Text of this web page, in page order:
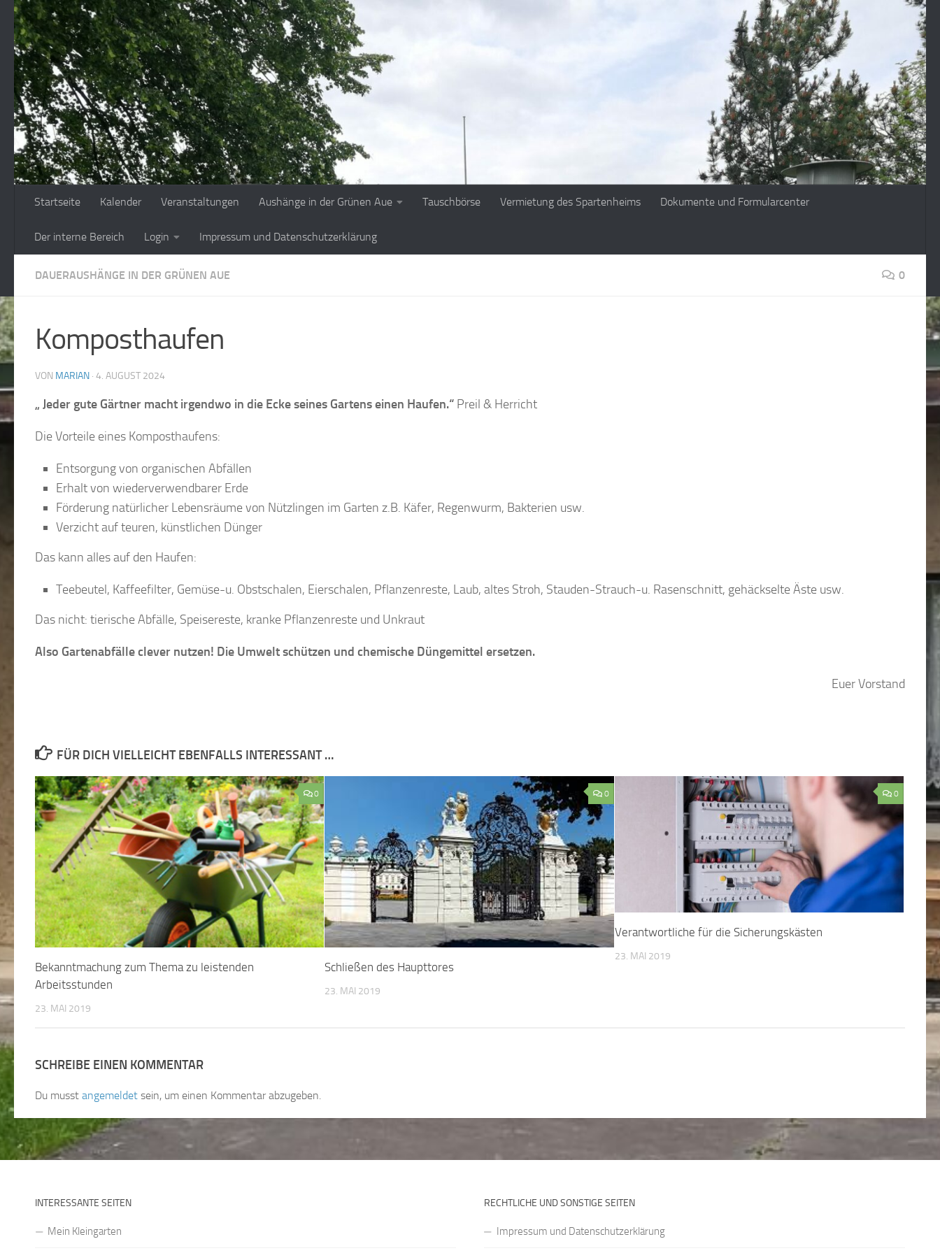
Zum Inhalt springen
Startseite Kalender Veranstaltungen Aushänge in der Grünen Aue Tauschbörse Vermietung des Spartenheims Dokumente und Formularcenter
Der interne Bereich Login Impressum und Datenschutzerklärung
DAUERAUSHÄNGE IN DER GRÜNEN AUE 0
Komposthaufen
VON MARIAN · 4. AUGUST 2024
„ Jeder gute Gärtner macht irgendwo in die Eckeseines Gartens einen Haufen.“ Preil & Herricht
Die Vorteile eines Komposthaufens:
Entsorgung von organischen Abfällen
Erhalt von wiederverwendbarer Erde
Förderung natürlicher Lebensräume von Nützlingen im Garten z.B. Käfer, Regenwurm, Bakterien usw.
Verzicht auf teuren, künstlichen Dünger
Das kann alles auf den Haufen:
Teebeutel, Kaffeefilter, Gemüse-u. Obstschalen, Eierschalen, Pflanzenreste, Laub, altes Stroh, Stauden-Strauch-u. Rasenschnitt, gehäckselte Äste usw.
Das nicht: tierische Abfälle, Speisereste, kranke Pflanzenreste und Unkraut
Also Gartenabfälle clever nutzen! Die Umwelt schützen und chemische Düngemittel ersetzen.
Euer Vorstand
FÜR DICH VIELLEICHT EBENFALLS INTERESSANT …
0
Bekanntmachung zum Thema zu leistenden
Arbeitsstunden
23. MAI 2019
0
Schließen des Haupttores
23. MAI 2019
0
Verantwortliche für die Sicherungskästen
23. MAI 2019
SCHREIBE EINEN KOMMENTAR
Du musst angemeldet sein, um einen Kommentar abzugeben.
INTERESSANTE SEITEN
Mein Kleingarten
RECHTLICHE UND SONSTIGE SEITEN
Impressum und Datenschutzerklärung